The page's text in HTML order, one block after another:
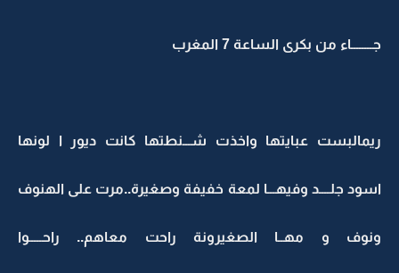
جــــــــاء من بكرى الساعة 7 المغرب
ريمالبست عبايتها واخذت شـــنطتها كانت ديور ا لونها
اسود جلــــد وفيهـــا لمعة خفيفة وصغيرة..مرت على الهنوف
ونوف و مهــا الصغيرونة راحت معاهم.. راحـــــوا